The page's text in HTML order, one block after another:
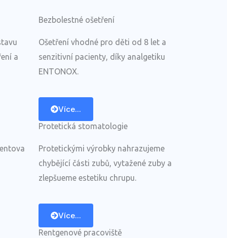
a
Bezbolestné ošetření
Ošetření vhodné pro děti od 8 let a
senzitivní pacienty, díky analgetiku
ENTONOX.
Více...
Protetická stomatologie
Protetickými výrobky nahrazujeme
chybějící části zubů, vytažené zuby a
zlepšueme estetiku chrupu.
Více...
Rentgenové pracoviště